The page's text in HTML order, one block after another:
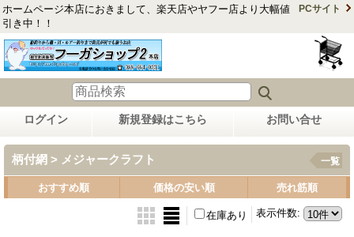
ホームページ本店におきまして、楽天店やヤフー店より大幅値
引き中！！
PCサイト
ログイン 新規登録はこちら お問い合せ
柄付網 > メジャークラフト 一覧
おすすめ順 価格の安い順 売れ筋順
表示件数:
在庫あり